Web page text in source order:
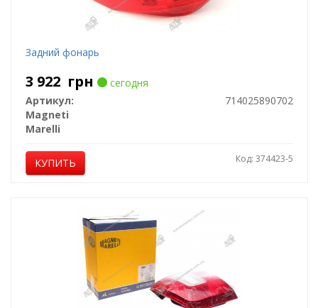
Задний фонарь
3 922 грн
сегодня
Артикул:
714025890702
Magneti
Marelli
КУПИТЬ Код: 374423-5